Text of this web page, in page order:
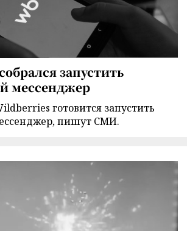
запустить
мессенджер
готовится запустить
пишут СМИ.